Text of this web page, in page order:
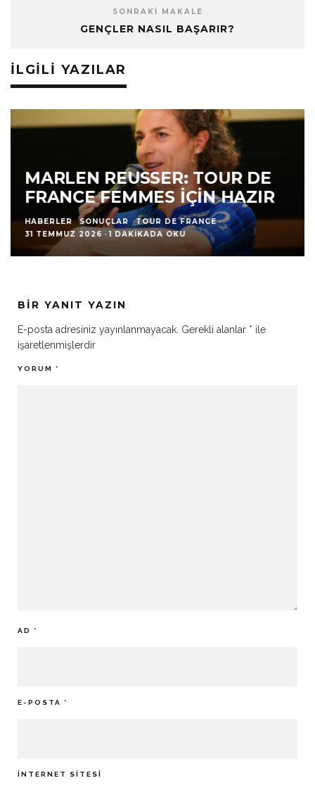
SONRAKI MAKALE
GENÇLER NASIL BAŞARIR?
İLGILI YAZILAR
MARLEN REUSSER: TOUR DE
FRANCE FEMMES İÇIN HAZIR
HABERLER SONUÇLAR TOUR DE FRANCE ·
31 TEMMUZ 2026 · 1 DAKIKADA OKU
BIR YANIT YAZIN
E-posta adresiniz yayınlanmayacak. Gerekli alanlar * ile
işaretlenmişlerdir
YORUM *
AD *
E-POSTA *
İNTERNET SITESI